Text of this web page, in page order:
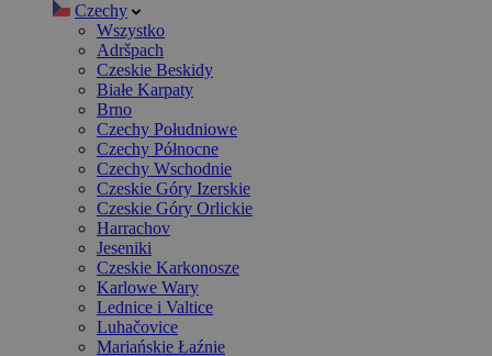
Czechy
Wszystko
Adršpach
Czeskie Beskidy
Białe Karpaty
Brno
Czechy Południowe
Czechy Północne
Czechy Wschodnie
Czeskie Góry Izerskie
Czeskie Góry Orlickie
Harrachov
Jeseniki
Czeskie Karkonosze
Karlowe Wary
Lednice i Valtice
Luhačovice
Mariańskie Łaźnie